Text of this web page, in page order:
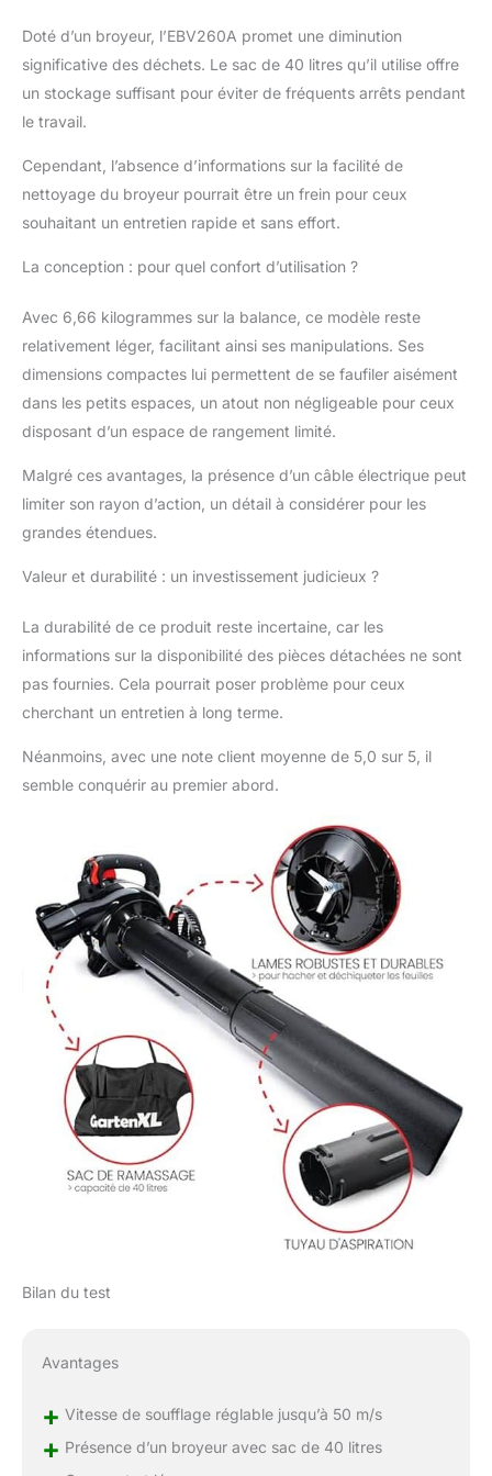
Doté d’un broyeur, l’EBV260A promet une diminution
significative des déchets. Le sac de 40 litres qu’il utilise offre
un stockage suffisant pour éviter de fréquents arrêts pendant
le travail.
Cependant, l’absence d’informations sur la facilité de
nettoyage du broyeur pourrait être un frein pour ceux
souhaitant un entretien rapide et sans effort.
La conception : pour quel confort d’utilisation ?
Avec 6,66 kilogrammes sur la balance, ce modèle reste
relativement léger, facilitant ainsi ses manipulations. Ses
dimensions compactes lui permettent de se faufiler aisément
dans les petits espaces, un atout non négligeable pour ceux
disposant d’un espace de rangement limité.
Malgré ces avantages, la présence d’un câble électrique peut
limiter son rayon d’action, un détail à considérer pour les
grandes étendues.
Valeur et durabilité : un investissement judicieux ?
La durabilité de ce produit reste incertaine, car les
informations sur la disponibilité des pièces détachées ne sont
pas fournies. Cela pourrait poser problème pour ceux
cherchant un entretien à long terme.
Néanmoins, avec une note client moyenne de 5,0 sur 5, il
semble conquérir au premier abord.
Bilan du test
Avantages
+ Vitesse de soufflage réglable jusqu’à 50 m/s
+ Présence d’un broyeur avec sac de 40 litres